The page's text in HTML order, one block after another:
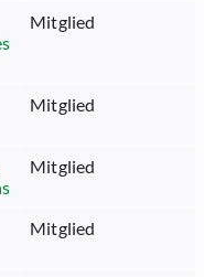
Mitglied
Mitglied
Mitglied
Mitglied